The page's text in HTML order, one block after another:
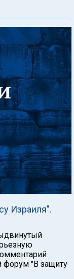
Израиля".
форум "В защиту